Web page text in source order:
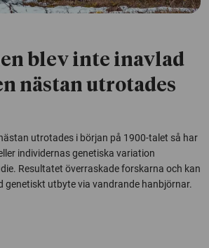
blev inte inavlad
nästan utrotades
utrotades i början på 1900-talet så har
individernas genetiska variation
Resultatet överraskade forskarna och kan
genetiskt utbyte via vandrande hanbjörnar.